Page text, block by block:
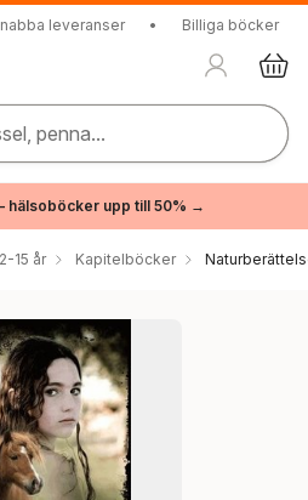
leveranser • Billiga böcker
penna...
hälsoböcker upp till 50% →
15 år Kapitelböcker